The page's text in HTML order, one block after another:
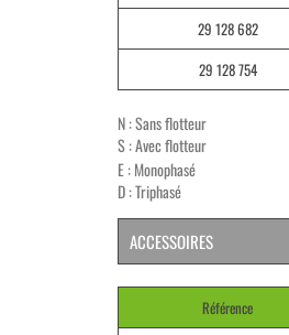
29 128 682
29 128 754
N : Sans flotteur
S : Avec flotteur
E : Monophasé
D : Triphasé
ACCESSOIRES
Référence